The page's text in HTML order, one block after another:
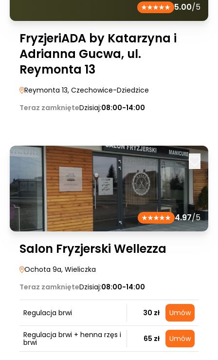
5.00/5
FryzjeriADA by Katarzyna i
Adrianna Gucwa, ul.
Reymonta 13
Reymonta 13, Czechowice-Dziedzice
Teraz zamknięteDzisiaj:08:00-14:00
4.97/5
Salon Fryzjerski Wellezza
Ochota 9a, Wieliczka
Teraz zamknięteDzisiaj:08:00-14:00
Regulacja brwi 30 zł Umów
Regulacja brwi + henna rzęs i
brwi
65 zł Umów